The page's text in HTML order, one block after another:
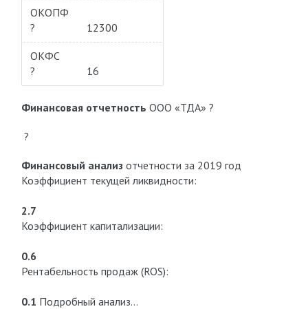
ОКОПФ
?
12300
ОКФС
?
16
Финансовая отчетность ООО «ТДА» ?
?
Финансовый анализ отчетности за 2019 год
Коэффициент текущей ликвидности:
2.7
Коэффициент капитализации:
0.6
Рентабельность продаж (ROS):
0.1 Подробный анализ…